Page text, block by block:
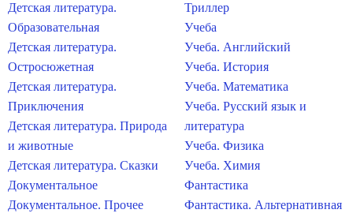
Детская литература.
Образовательная
Детская литература.
Остросюжетная
Детская литература.
Приключения
Детская литература. Природа
и животные
Детская литература. Сказки
Документальное
Документальное. Прочее
Триллер
Учеба
Учеба. Английский
Учеба. История
Учеба. Математика
Учеба. Русский язык и
литература
Учеба. Физика
Учеба. Химия
Фантастика
Фантастика. Альтернативная